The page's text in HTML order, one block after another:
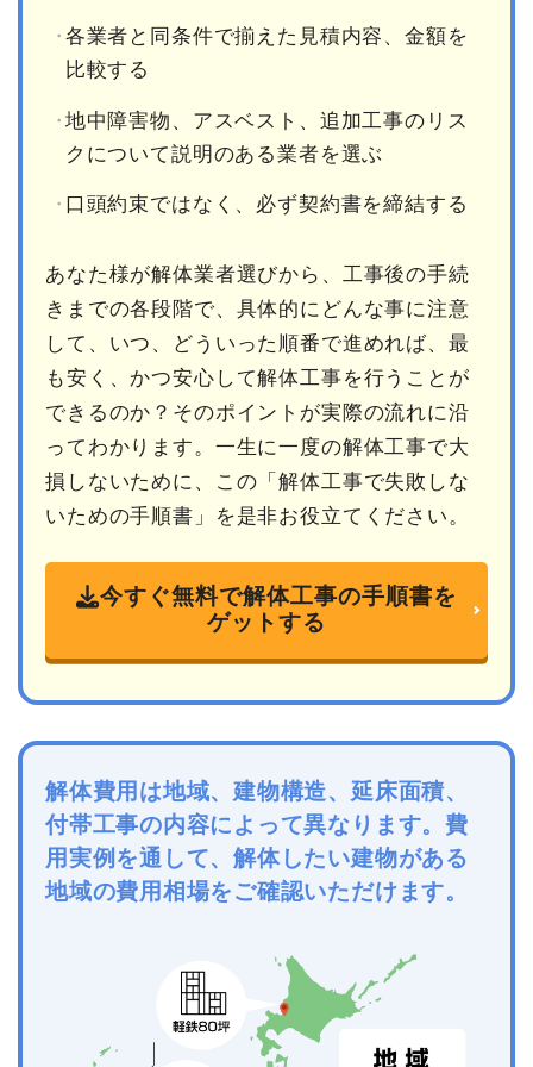
各業者と同条件で揃えた見積内容、金額を
比較する
地中障害物、アスベスト、追加工事のリス
クについて説明のある業者を選ぶ
口頭約束ではなく、必ず契約書を締結する
あなた様が解体業者選びから、工事後の手続
きまでの各段階で、具体的にどんな事に注意
して、いつ、どういった順番で進めれば、最
も安く、かつ安心して解体工事を行うことが
できるのか？そのポイントが実際の流れに沿
ってわかります。一生に一度の解体工事で大
損しないために、この「解体工事で失敗しな
いための手順書」を是非お役立てください。
今すぐ無料で解体工事の手順書を
ゲットする
解体費用は地域、建物構造、延床面積、
付帯工事の内容によって異なります。費
用実例を通して、解体したい建物がある
地域の費用相場をご確認いただけます。